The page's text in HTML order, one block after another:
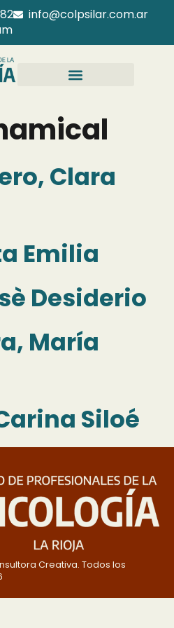
info@colpsilar.com.ar
Clara
Emilia
Desiderio
María
Siloé
Creativa. Todos los